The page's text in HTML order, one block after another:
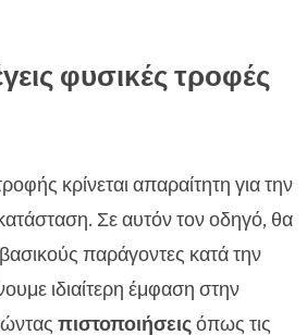
φυσικές τροφές
κρίνεται απαραίτητη για την
Σε αυτόν τον οδηγό, θα
παράγοντες κατά την
ιδιαίτερη έμφαση στην
πιστοποιήσειςόπως τις